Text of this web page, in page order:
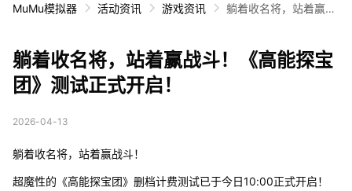
MuMu模拟器 活动资讯 游戏资讯
躺着收名将，站着赢战
躺着收名将，站着赢战斗！《高能探宝
团》测试正式开启！
2026-04-13
躺着收名将，站着赢战斗！
超魔性的《高能探宝团》删档计费测试已于今日10:00正式开启！